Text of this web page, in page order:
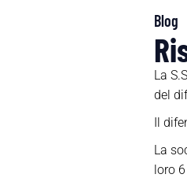
Blog
La
del
Il
La
loro